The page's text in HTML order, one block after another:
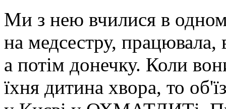
Ми з нею вчилися в
на медсестру,
а потім донечку. Коли
їхня дитина хвора, то